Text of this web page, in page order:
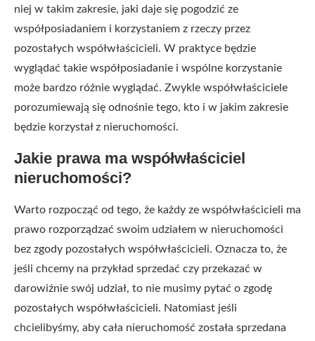
niej w takim zakresie, jaki daje się pogodzić ze
współposiadaniem i korzystaniem z rzeczy przez
pozostałych współwłaścicieli. W praktyce będzie
wyglądać takie współposiadanie i wspólne korzystanie
może bardzo różnie wyglądać. Zwykle współwłaściciele
porozumiewają się odnośnie tego, kto i w jakim zakresie
będzie korzystał z nieruchomości.
Jakie prawa ma współwłaściciel
nieruchomości?
Warto rozpocząć od tego, że każdy ze współwłaścicieli ma
prawo rozporządzać swoim udziałem w nieruchomości
bez zgody pozostałych współwłaścicieli. Oznacza to, że
jeśli chcemy na przykład sprzedać czy przekazać w
darowiźnie swój udział, to nie musimy pytać o zgodę
pozostałych współwłaścicieli. Natomiast jeśli
chcielibyśmy, aby cała nieruchomość została sprzedana